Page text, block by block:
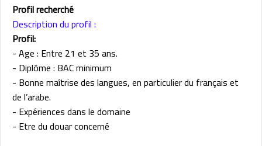
Profil recherché
Description du profil :
Profil:
- Age : Entre 21 et 35 ans.
- Diplôme : BAC minimum
- Bonne maîtrise des langues, en particulier du français et
de l’arabe.
- Expériences dans le domaine
- Etre du douar concerné